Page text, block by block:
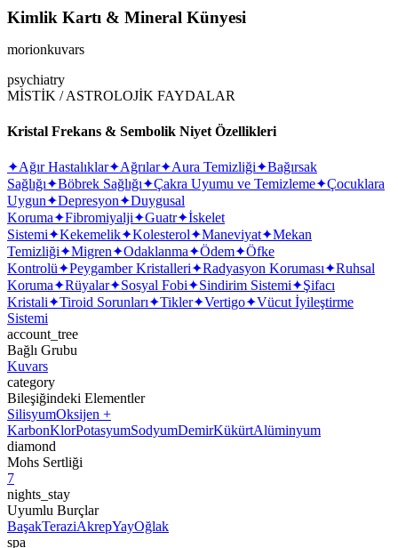
Kimlik Kartı & Mineral Künyesi
morionkuvars
psychiatry
MİSTİK / ASTROLOJİK FAYDALAR
Kristal Frekans & Sembolik Niyet Özellikleri
✦Ağır Hastalıklar✦Ağrılar✦Aura Temizliği✦Bağırsak
Sağlığı✦Böbrek Sağlığı✦Çakra Uyumu ve Temizleme✦Çocuklara
Uygun✦Depresyon✦Duygusal
Koruma✦Fibromiyalji✦Guatr✦İskelet
Sistemi✦Kekemelik✦Kolesterol✦Maneviyat✦Mekan
Temizliği✦Migren✦Odaklanma✦Ödem✦Öfke
Kontrolü✦Peygamber Kristalleri✦Radyasyon Koruması✦Ruhsal
Koruma✦Rüyalar✦Sosyal Fobi✦Sindirim Sistemi✦Şifacı
Kristali✦Tiroid Sorunları✦Tikler✦Vertigo✦Vücut İyileştirme
Sistemi
account_tree
Bağlı Grubu
Kuvars
category
Bileşiğindeki Elementler
SilisyumOksijen +
KarbonKlorPotasyumSodyumDemirKükürtAlüminyum
diamond
Mohs Sertliği
7
nights_stay
Uyumlu Burçlar
BaşakTeraziAkrepYayOğlak
spa